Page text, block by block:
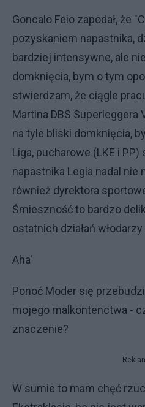
Goncalo Feio zapodał, że
pozyskaniem napastnika,
bardziej intensywne, ale
domknięcia, bym o tym
stwierdzam, że ciągle
Martina DBS Superleggera
na tyle bliski domknięcia,
Liga, pucharowe (LKE i
napastnika Legia nadal nie
również dyrektora
Śmieszność to bardzo
ostatnich działań
Aha'
Ponoć Moder się
mojego malkontenctwa -
znaczenie?
W sumie to mam chęć